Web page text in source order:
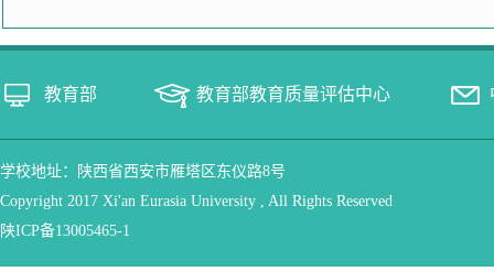
教育部 教育部教育质量评估中心
学校地址：陕西省西安市雁塔区东仪路8号
Copyright 2017 Xi'an Eurasia University , All Rights Reserved
陕ICP备13005465-1